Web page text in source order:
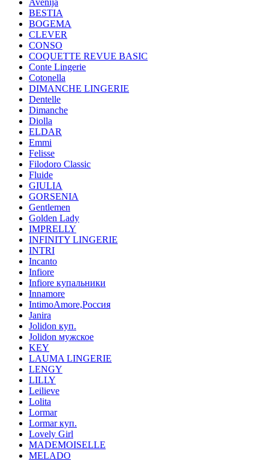
Avenija
BESTIA
BOGEMA
CLEVER
CONSO
COQUETTE REVUE BASIC
Conte Lingerie
Cotonella
DIMANCHE LINGERIE
Dentelle
Dimanche
Diolla
ELDAR
Emmi
Felisse
Filodoro Classic
Fluide
GIULIA
GORSENIA
Gentlemen
Golden Lady
IMPRELLY
INFINITY LINGERIE
INTRI
Incanto
Infiore
Infiore купальники
Innamore
IntimoAmore,Россия
Janira
Jolidon куп.
Jolidon мужское
KEY
LAUMA LINGERIE
LENGY
LILLY
Leilieve
Lolita
Lormar
Lormar куп.
Lovely Girl
MADEMOISELLE
MELADO